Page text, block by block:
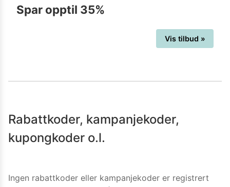
Spar opptil 35%
Vis tilbud »
Rabattkoder, kampanjekoder,
kupongkoder o.l.
Ingen rabattkoder eller kampanjekoder er registrert